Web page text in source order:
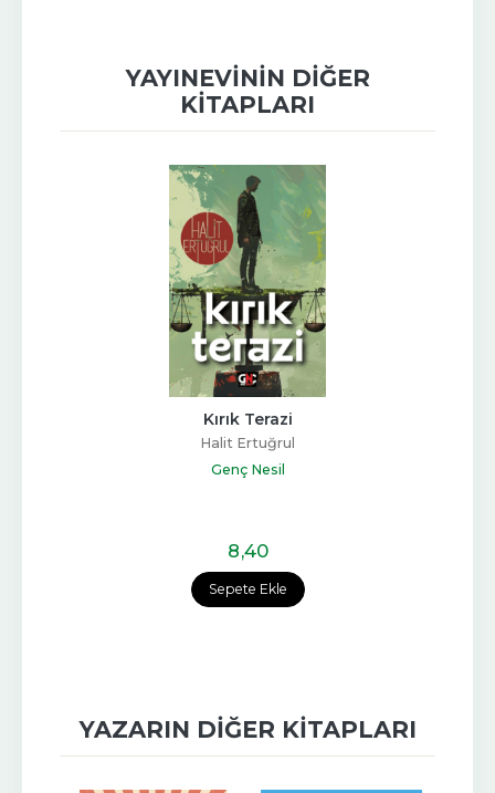
YAYINEVININ DIĞER
KITAPLARI
Sepete Ekle
Kırık Terazi
Halit Ertuğrul
Genç Nesil
8,40
YAZARIN DIĞER KITAPLARI